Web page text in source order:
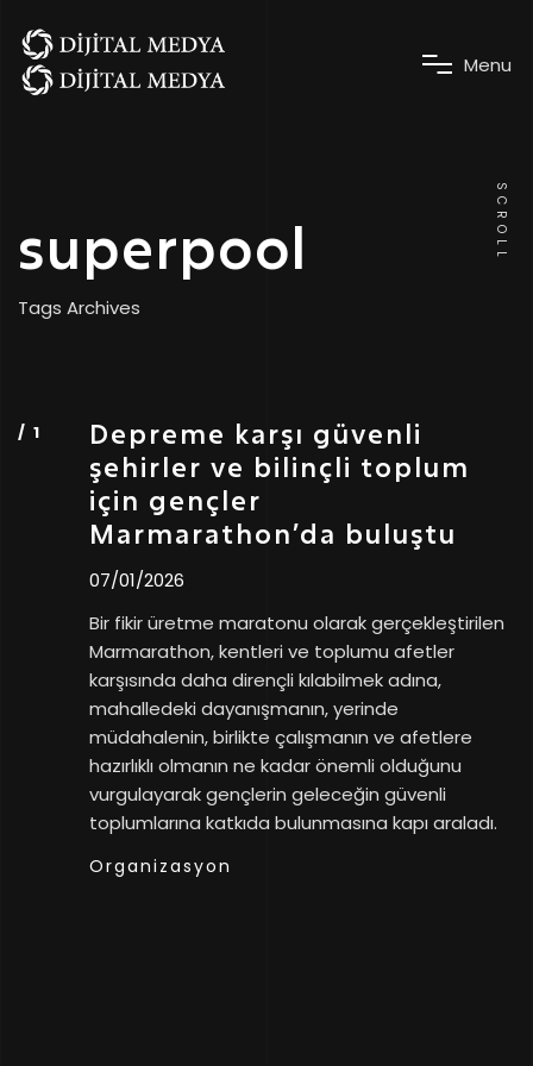
Menu
superpool
Tags Archives
SCROLL
Depreme karşı güvenli
şehirler ve bilinçli toplum
için gençler
Marmarathon’da buluştu
07/01/2026
Bir fikir üretme maratonu olarak gerçekleştirilen
Marmarathon, kentleri ve toplumu afetler
karşısında daha dirençli kılabilmek adına,
mahalledeki dayanışmanın, yerinde
müdahalenin, birlikte çalışmanın ve afetlere
hazırlıklı olmanın ne kadar önemli olduğunu
vurgulayarak gençlerin geleceğin güvenli
toplumlarına katkıda bulunmasına kapı araladı.
Organizasyon